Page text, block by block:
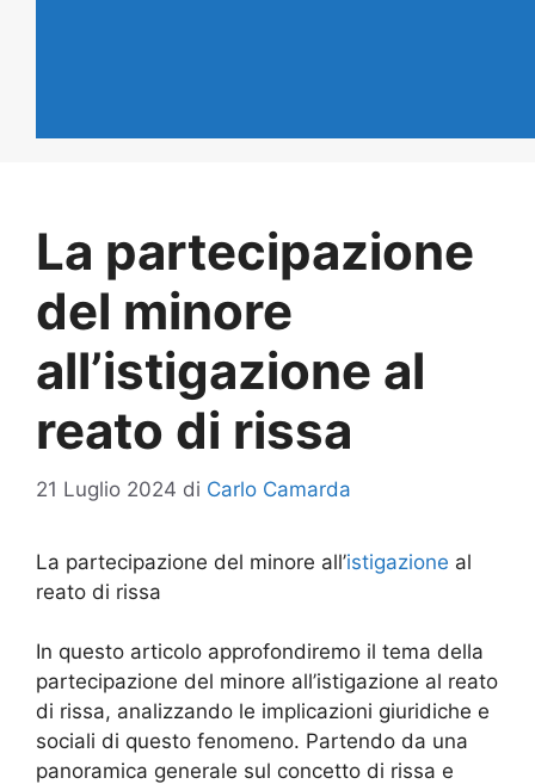
La partecipazione
del minore
all’istigazione al
reato di rissa
21 Luglio 2024 di Carlo Camarda
La partecipazione del minore all’istigazione al
reato di rissa
In questo articolo approfondiremo il tema della
partecipazione del minore all’istigazione al reato
di rissa, analizzando le implicazioni giuridiche e
sociali di questo fenomeno. Partendo da una
panoramica generale sul concetto di rissa e